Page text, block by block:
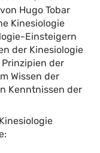
Hugo Tobar
Kinesiologie
Einsteigern
der Kinesiologie
der
Wissen der
Kenntnissen der